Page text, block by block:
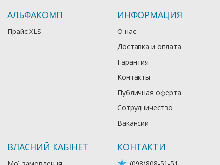
АЛЬФАКОМП
Прайс XLS
ИНФОРМАЦИЯ
О нас
Доставка и оплата
Гарантия
Контакты
Публичная оферта
Сотрудничество
Вакансии
ВЛАСНИЙ КАБІНЕТ КОНТАКТИ